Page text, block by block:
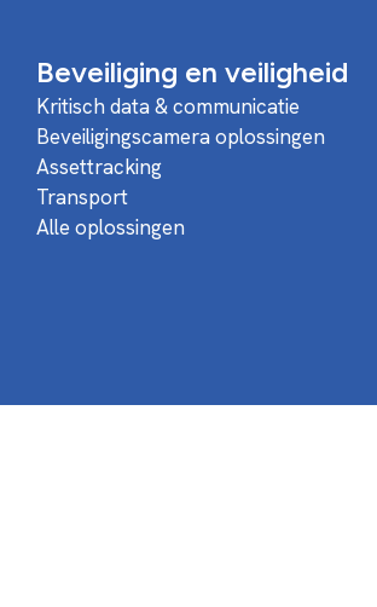
Beveiliging en veiligheid
Kritisch data & communicatie
Beveiligingscamera oplossingen
Assettracking
Transport
Alle oplossingen